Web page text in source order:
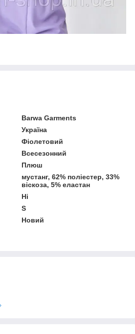
Barwa Garments
Україна
Фіолетовий
Всесезонний
Плюш
мустанг, 62% поліестер, 33%
віскоза, 5% еластан
Ні
S
Новий